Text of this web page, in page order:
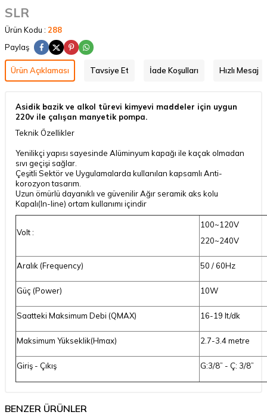
SLR
Ürün Kodu : 288
Paylaş
Ürün Açıklaması Tavsiye Et İade Koşulları Hızlı Mesaj
Asidik bazik ve alkol türevi kimyevi maddeler için uygun
220v ile çalışan manyetik pompa.
Teknik Özellikler
Yenilikçi yapısı sayesinde Alüminyum kapağı ile kaçak olmadan
sıvı geçişi sağlar.
Çeşitli Sektör ve Uygulamalarda kullanılan kapsamlı Anti-
korozyon tasarım.
Uzun ömürlü dayanıklı ve güvenilir Ağır seramik aks kolu
Kapalı(In-line) ortam kullanımı içindir
Volt :
100~120V
220~240V
Aralık (Frequency) 50 / 60Hz
Güç (Power) 10W
Saatteki Maksimum Debi (QMAX) 16-19 lt/dk
Maksimum Yükseklik(Hmax) 2.7-3.4 metre
Giriş - Çıkış G:3/8” - Ç: 3/8”
BENZER ÜRÜNLER